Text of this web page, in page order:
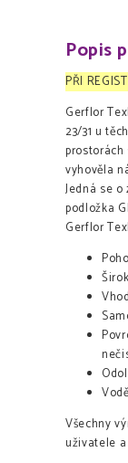
Popis
PŘI
Gerflor
23/31 u
vyhověla
Jedná se
podložka
Gerflor
Všechny
uživatele